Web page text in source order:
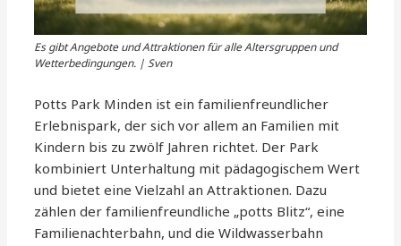
Es gibt Angebote und Attraktionen für alle Altersgruppen und
Wetterbedingungen. | Sven
Potts Park Minden ist ein familienfreundlicher
Erlebnispark, der sich vor allem an Familien mit
Kindern bis zu zwölf Jahren richtet. Der Park
kombiniert Unterhaltung mit pädagogischem Wert
und bietet eine Vielzahl an Attraktionen. Dazu
zählen der familienfreundliche „potts Blitz“, eine
Familienachterbahn, und die Wildwasserbahn